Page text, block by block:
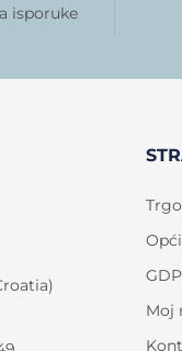
isporuke
Moj